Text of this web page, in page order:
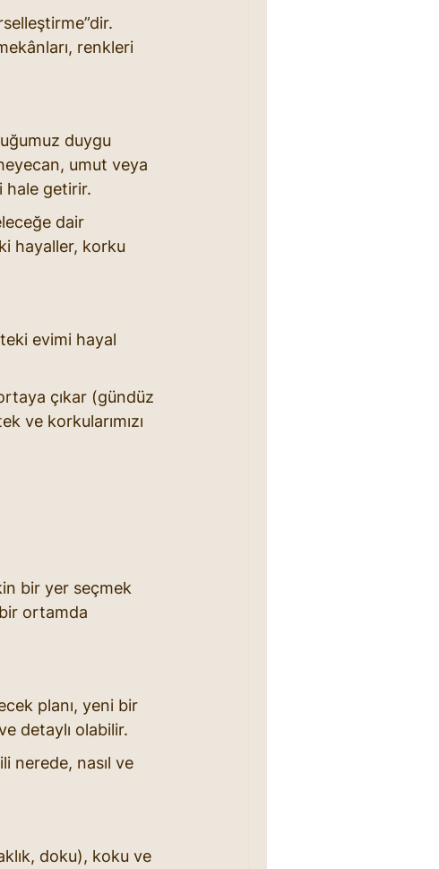
renkleri
duygu
umut veya
hale getirir.
dair
hayaller, korku
evimi hayal
çıkar (gündüz
ve korkularımızı
bir yer seçmek
ortamda
planı, yeni bir
detaylı olabilir.
nerede, nasıl ve
doku), koku ve